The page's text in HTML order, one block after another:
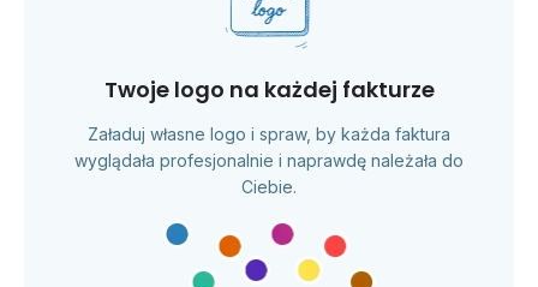
Twoje logo na każdej fakturze
Załaduj własne logo i spraw, by każda faktura
wyglądała profesjonalnie i naprawdę należała do
Ciebie.